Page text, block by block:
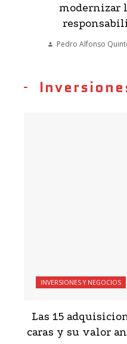
modernizar
Pedro Alfonso
INVERSIONES Y NEGOCIOS
Las 15
caras y su valor